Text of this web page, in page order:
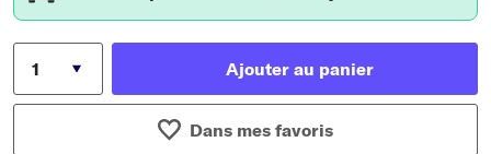
Ajouter au panier
Dans mes favoris